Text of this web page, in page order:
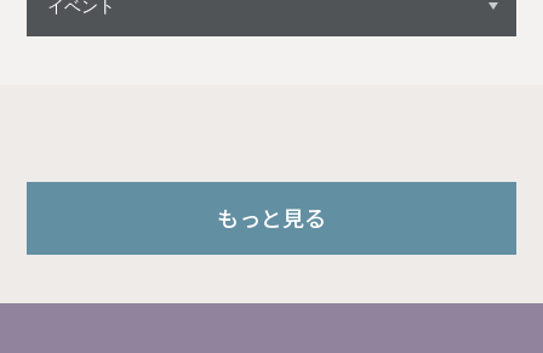
もっと見る